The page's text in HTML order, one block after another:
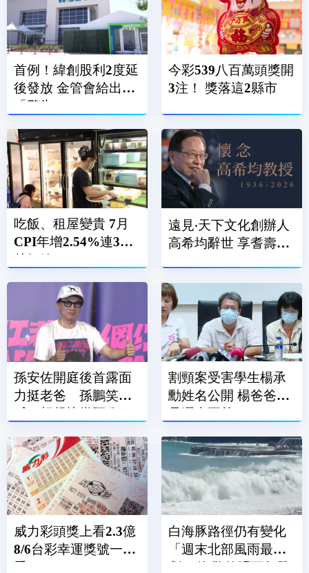
首例！緯創股利2度延
後發放 金管會給出
「警告」
今彩539八百萬頭獎開
3注！ 獎落這2縣市
吃飯、租屋變貴 7月
CPI年增2.54%連3月
越紅線
遠見‧天下文化創辦人
高希均辭世 享耆壽90
孫安佐開庭後首露面
力挺老爸 孫鵬笑
喊：想趕快當阿公
割頸案受害學生楊承
勳姓名公開 楊爸爸：
是遲來正義
威力彩頭獎上看2.3億
8/6台彩幸運獎號一次
看
白海豚路徑仍有變化
「週末北部風雨最
劇」 海警估明下午發